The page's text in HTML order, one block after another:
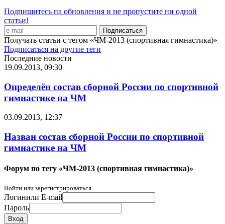
Подпишитесь на обновления и не пропустите ни одной
статьи!
Получать статьи с тегом «ЧМ-2013 (спортивная гимнастика)»
Подписаться на другие теги
Последние новости
19.09.2013, 09:30
Определён состав сборной России по спортивной
гимнастике на ЧМ
03.09.2013, 12:37
Назван состав сборной России по спортивной
гимнастике на ЧМ
Форум по тегу «ЧМ-2013 (спортивная гимнастика)»
Войти или зарегистрироваться.
Логинили E-mail
Пароль